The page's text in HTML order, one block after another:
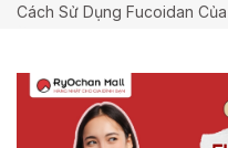
Cách Sử Dụng Fucoidan